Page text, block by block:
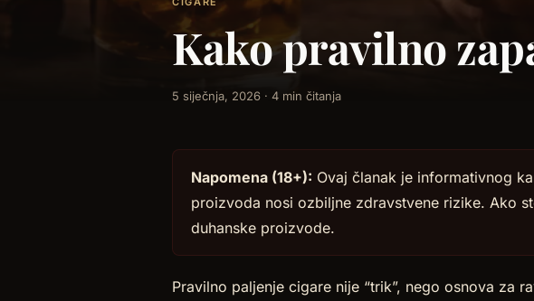
Kako pravilno
5 siječnja, 2026 · 4 min čitanja
Napomena (18+): Ovaj članak je informativnog
proizvoda nosi ozbiljne zdravstvene rizike. Ako
duhanske proizvode.
Pravilno paljenje cigare nije “trik”, nego osnova za